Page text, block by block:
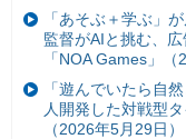
「あそぶ＋学ぶ」
監督がAIと挑む、
「NOA Games」（
「遊んでいたら自
人開発した対戦型
（2026年5月29日）